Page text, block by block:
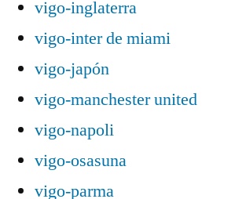
vigo-inglaterra
vigo-inter de miami
vigo-japón
vigo-manchester united
vigo-napoli
vigo-osasuna
vigo-parma